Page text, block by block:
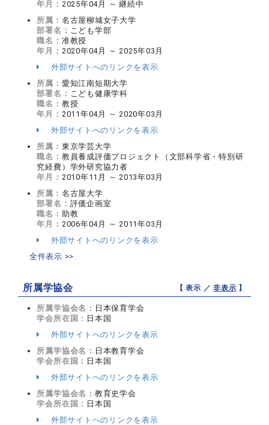
年月： 2025年04月 ～ 継続中
所属： 名古屋柳城女子大学
部署名： こども学部
職名： 准教授
年月： 2020年04月 ～ 2025年03月
外部サイトへのリンクを表示
所属： 愛知江南短期大学
部署名： こども健康学科
職名： 教授
年月： 2011年04月 ～ 2020年03月
外部サイトへのリンクを表示
所属： 東京学芸大学
職名： 教員養成評価プロジェクト（文部科学省・特別研
究経費）学外研究協力者
年月： 2010年11月 ～ 2013年03月
所属： 名古屋大学
部署名： 評価企画室
職名： 助教
年月： 2006年04月 ～ 2011年03月
外部サイトへのリンクを表示
全件表示 >>
所属学協会 【 表示 ／非表示 】
所属学協会名： 日本保育学会
学会所在国： 日本国
外部サイトへのリンクを表示
所属学協会名： 日本教育学会
学会所在国： 日本国
外部サイトへのリンクを表示
所属学協会名： 教育史学会
学会所在国： 日本国
外部サイトへのリンクを表示